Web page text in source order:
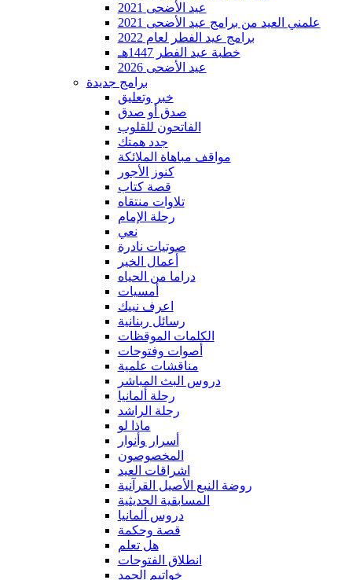
عيد الأضحى 2021
علمني العيد من برامج عيد الأضحى 2021
برامج عيد الفطر لعام 2022
خطبة عيد الفطر 1447هـ
عيد الأضحى 2026
برامج جديدة
خبر وتعليق
صدق أو صدق
الفاتحون للقلوب
جدد همتك
مواقف مباهاة الملائكة
كنوز الأجور
قصة كتاب
تلاوات منتقاه
رحلة الإمام
نعي
صوتيات نادرة
أعمال الخير
دراما من الحياه
أمسيات
اعرف نبيك
رسائل ربنانية
الكلمات الموقظات
أصوات وفتوحات
مناقشات علمية
دروس البث المباشر
رحلة ألمانيا
رحلة الراشد
ماذا لو
أسرار وأنوار
المخصوصون
اشراقات العيد
روضة النبع الأصيل القرآنية
المسابقية الحديثية
دروس ألمانيا
قصة وحكمة
هل تعلم
انطلاق الفتوحات
خواتيم الحمد